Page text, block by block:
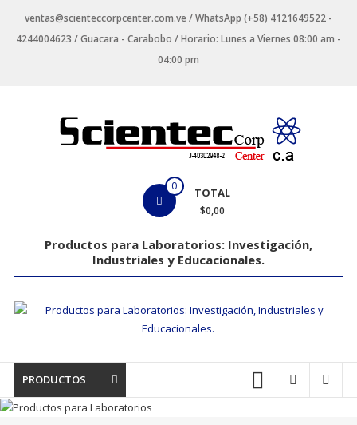
contenido
ventas@scienteccorpcenter.com.ve / WhatsApp (+58) 4121649522 -
4244004623 / Guacara - Carabobo / Horario: Lunes a Viernes 08:00 am -
04:00 pm
Laboratorios
Industriales
y
0 TOTAL
$0,00
Productos para Laboratorios: Investigación,
Industriales y Educacionales.
PRODUCTOS